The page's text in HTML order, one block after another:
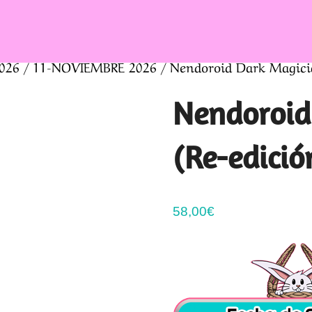
/11-NOVIEMBRE 2026/ Nendoroid Dark
(Re-
58,00€